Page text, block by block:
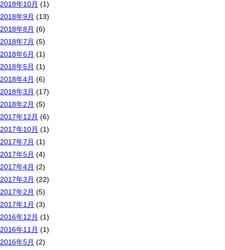
2018年10月 (1)
2018年9月 (13)
2018年8月 (6)
2018年7月 (5)
2018年6月 (1)
2018年5月 (1)
2018年4月 (6)
2018年3月 (17)
2018年2月 (5)
2017年12月 (6)
2017年10月 (1)
2017年7月 (1)
2017年5月 (4)
2017年4月 (2)
2017年3月 (22)
2017年2月 (5)
2017年1月 (3)
2016年12月 (1)
2016年11月 (1)
2016年5月 (2)